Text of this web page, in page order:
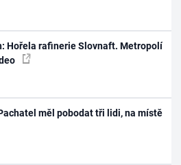
Hořela rafinerie Slovnaft. Metropolí
měl pobodat tři lidi, na místě